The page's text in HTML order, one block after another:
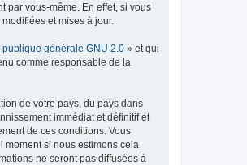
par vous-même. En effet, si vous
et mises à jour.
publique générale GNU 2.0 » et qui
comme responsable de la
de votre pays, du pays dans
immédiat et définitif et
de ces conditions. Vous
moment si nous estimons cela
ne seront pas diffusées à